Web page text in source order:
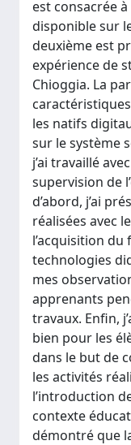
est consacrée
disponible sur
deuxième est
expérience de
Chioggia. La
les natifs
sur le système
j’ai travaillé
supervision de
d’abord, j’ai
réalisées avec
l’acquisition
technologies
mes
apprenants
travaux. Enfin,
bien pour les
dans le but de
les activités
l’introduction
contexte
démontré que